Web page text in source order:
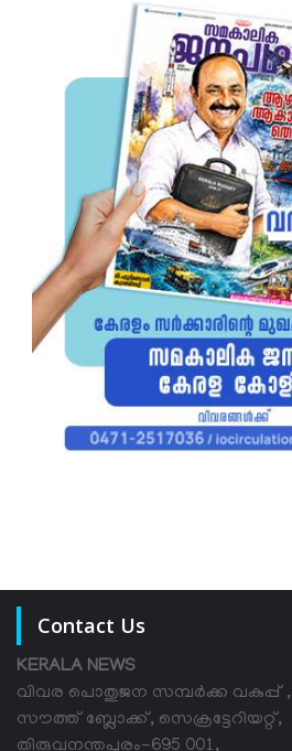
Contact Us
KERALA NEWS
വിവര പൊതുജന സമ്പര്‍ക്ക വകുപ്പ് ,
സൗത്ത് ബ്ലോക്ക്, സെക്രട്ടേറിയറ്റ്,
തിരുവനന്തപുരം-695 001,